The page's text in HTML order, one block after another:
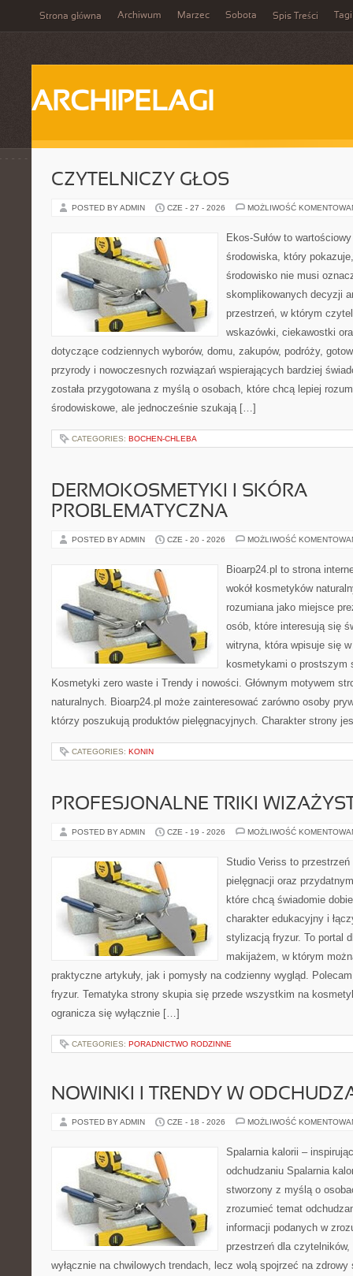
Strona główna Archiwum Marzec Sobota Spis Treści Tagi
ARCHIPELAGI
CZYTELNICZY GŁOS
POSTED BY ADMIN CZE - 27 - 2026 MOŻLIWOŚĆ
Ekos-Sułów to
środowiska, który
środowisko nie musi
skomplikowanych decyzji
przestrzeń, w którym
wskazówki, ciekawostki
dotyczące codziennych wyborów, domu, zakupów, podróży,
przyrody i nowoczesnych rozwiązań wspierających bardziej
została przygotowana z myślą o osobach, które chcą lepiej
środowiskowe, ale jednocześnie szukają […]
CATEGORIES: BOCHEN-CHLEBA
DERMOKOSMETYKI I SKÓRA
PROBLEMATYCZNA
POSTED BY ADMIN CZE - 20 - 2026 MOŻLIWOŚĆ
Bioarp24.pl to strona
wokół kosmetyków
rozumiana jako miejsce
osób, które interesują się
witryna, która wpisuje się
kosmetykami o prostszym
Kosmetyki zero waste i Trendy i nowości. Głównym motywem
naturalnych. Bioarp24.pl może zainteresować zarówno osoby
którzy poszukują produktów pielęgnacyjnych. Charakter strony
CATEGORIES: KONIN
PROFESJONALNE TRIKI
POSTED BY ADMIN CZE - 19 - 2026 MOŻLIWOŚĆ
Studio Veriss to
pielęgnacji oraz
które chcą świadomie
charakter edukacyjny i
stylizacją fryzur. To portal
makijażem, w którym
praktyczne artykuły, jak i pomysły na codzienny wygląd.
fryzur. Tematyka strony skupia się przede wszystkim na
ogranicza się wyłącznie […]
CATEGORIES: PORADNICTWO RODZINNE
NOWINKI I TRENDY W
POSTED BY ADMIN CZE - 18 - 2026 MOŻLIWOŚĆ
Spalarnia kalorii –
odchudzaniu Spalarnia
stworzony z myślą o
zrozumieć temat
informacji podanych w
przestrzeń dla
wyłącznie na chwilowych trendach, lecz wolą spojrzeć na